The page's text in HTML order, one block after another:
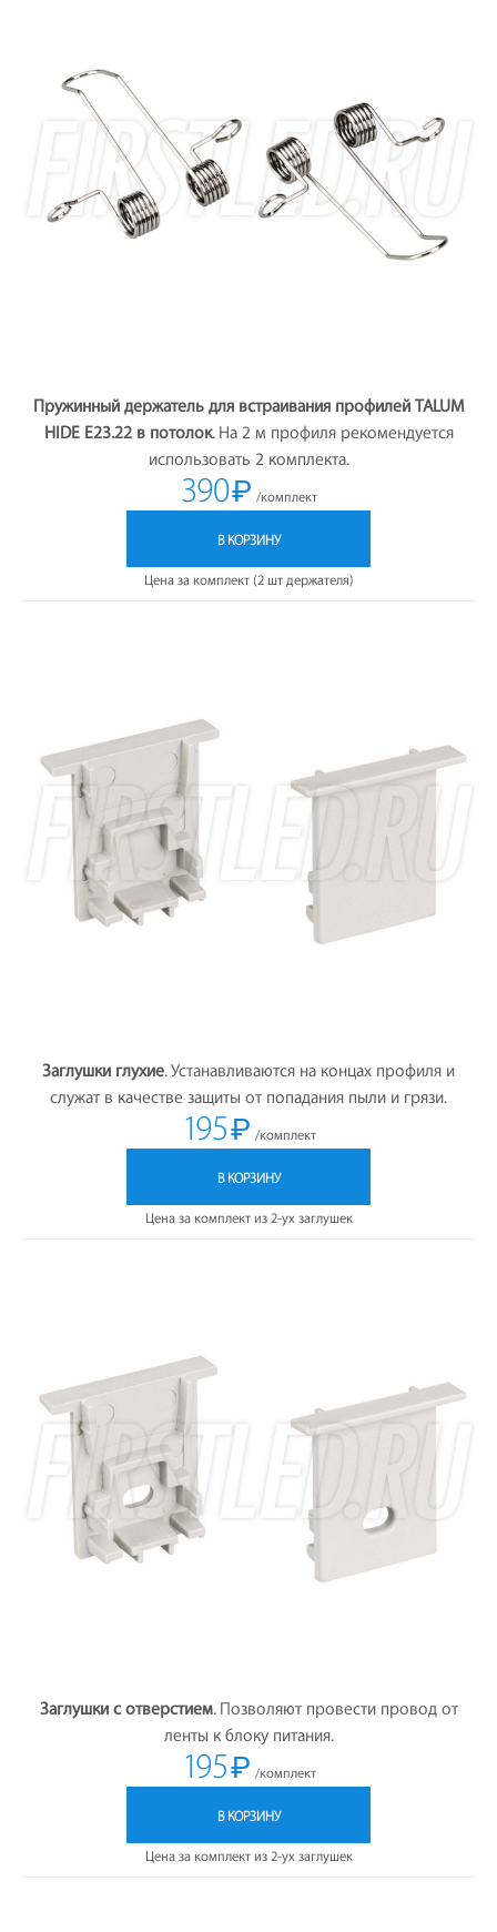
Пружинный держатель для встраивания профилей TALUM
HIDE E23.22 в потолок. На 2 м профиля рекомендуется
использовать 2 комплекта.
390₽ /комплект
В КОРЗИНУ
Цена за комплект (2 шт держателя)
Заглушки глухие. Устанавливаются на концах профиля и
служат в качестве защиты от попадания пыли и грязи.
195₽ /комплект
В КОРЗИНУ
Цена за комплект из 2-ух заглушек
Заглушки с отверстием. Позволяют провести провод от
ленты к блоку питания.
195₽ /комплект
В КОРЗИНУ
Цена за комплект из 2-ух заглушек